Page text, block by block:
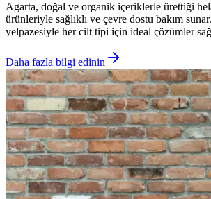
Agarta, doğal ve organik içeriklerle ürettiği
ürünleriyle sağlıklı ve çevre dostu bakım
yelpazesiyle her cilt tipi için ideal çözümler
Daha fazla bilgi edinin